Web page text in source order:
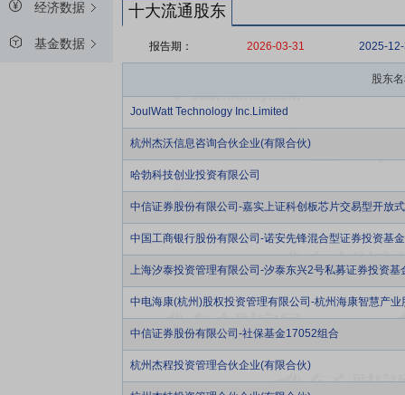
经济数据
基金数据
十大流通股东
报告期： 2026-03-31 2025-
股东
JoulWatt Technology Inc.Limited
杭州杰沃信息咨询合伙企业(有限合伙)
哈勃科技创业投资有限公司
中信证券股份有限公司-嘉实上证科创板芯片交易型开放
中国工商银行股份有限公司-诺安先锋混合型证券投资基金
上海汐泰投资管理有限公司-汐泰东兴2号私募证券投资基
中电海康(杭州)股权投资管理有限公司-杭州海康智慧产
中信证券股份有限公司-社保基金17052组合
杭州杰程投资管理合伙企业(有限合伙)